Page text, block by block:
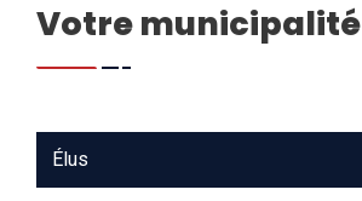
Votre municipalité
Élus